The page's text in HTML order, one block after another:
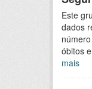
Este
dados
óbitos
mais